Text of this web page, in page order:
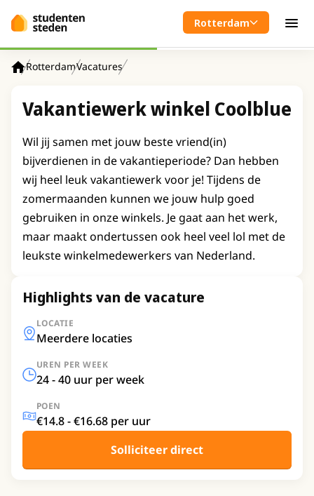
Rotterdam
RotterdamVacatures
Vakantiewerk winkel Coolblue
Wil jij samen met jouw beste vriend(in)
bijverdienen in de vakantieperiode? Dan hebben
wij heel leuk vakantiewerk voor je! Tijdens de
zomermaanden kunnen we jouw hulp goed
gebruiken in onze winkels. Je gaat aan het werk,
maar maakt ondertussen ook heel veel lol met de
leukste winkelmedewerkers van Nederland.
Highlights van de vacature
LOCATIE
Meerdere locaties
UREN PER WEEK
24 - 40 uur per week
POEN
€14.8 - €16.68 per uur
Solliciteer direct